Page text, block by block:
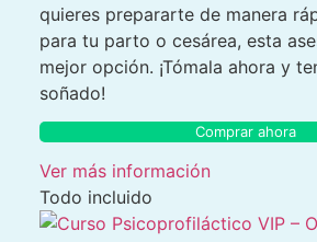
quieres prepararte de manera
para tu parto o cesárea, esta
mejor opción. ¡Tómala ahora y
soñado!
Comprar ahora
Ver más información
Todo incluido